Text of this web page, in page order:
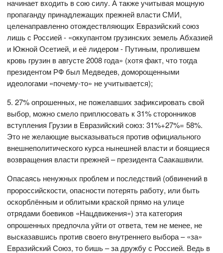
начинает входить в сою силу. А также учитывая мощную
пропаганду принадлежащих прежней власти СМИ,
целенаправленно отождествляющих Евразийский союз
лишь с Россией - «оккупантом грузинских земель Абхазией
и Южной Осетией, и её лидером - Путиным, пролившем
кровь грузин в августе 2008 года» (хотя факт, что тогда
президентом РФ был Медведев, доморощенными
идеологами «почему-то» не учитывается);
5. 27% опрошенных, не пожелавших зафиксировать свой
выбор, можно смело приплюсовать к 31% сторонников
вступления Грузии в Евразийский союз: 31%+27%= 58%.
Это не желающие высказываться против официального
внешнеполитического курса нынешней власти и боящиеся
возвращения власти прежней – президента Саакашвили.
Опасаясь ненужных проблем и последствий (обвинений в
пророссийскости, опасности потерять работу, или быть
оскорблённым и облитыми краской прямо на улице
отрядами боевиков «Нацдвижения») эта категория
опрошенных предпочла уйти от ответа, тем не менее, не
высказавшись против своего внутреннего выбора – «за»
Евразийский Союз, то бишь – за дружбу с Россией. Ведь в